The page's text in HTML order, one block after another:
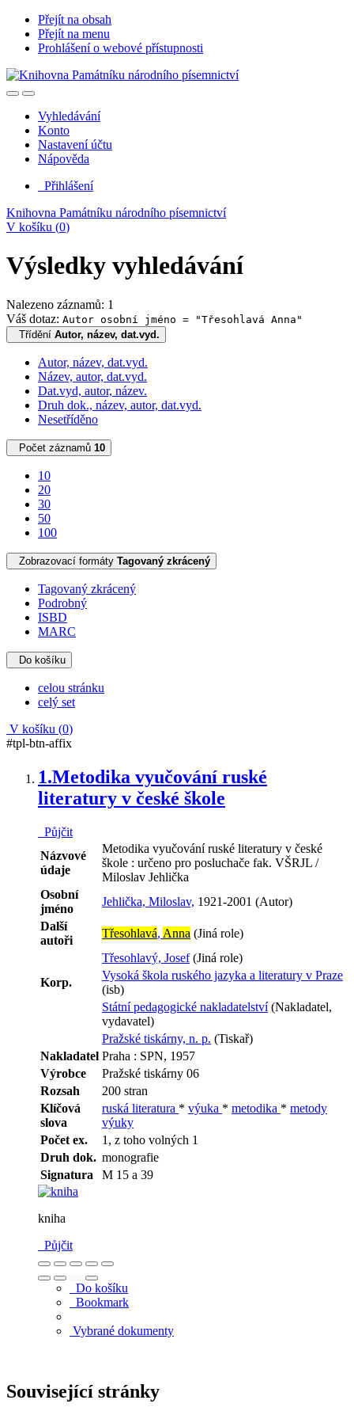
Přejít na obsah
Přejít na menu
Prohlášení o webové přístupnosti
Vyhledávání
Konto
Nastavení účtu
Nápověda
Přihlášení
Knihovna Památníku národního písemnictví
V košíku (0)
Výsledky vyhledávání
Nalezeno záznamů: 1
Váš dotaz: Autor osobní jméno = "Třesohlavá Anna"
Třídění Autor, název, dat.vyd.
Autor, název, dat.vyd.
Název, autor, dat.vyd.
Dat.vyd, autor, název.
Druh dok., název, autor, dat.vyd.
Nesetříděno
Počet záznamů 10
10
20
30
50
100
Zobrazovací formáty Tagovaný zkrácený
Tagovaný zkrácený
Podrobný
ISBD
MARC
Do košíku
celou stránku
celý set
V košíku (0)
#tpl-btn-affix
1.Metodika vyučování ruské
literatury v české škole
Půjčit
Názvové
údaje
Metodika vyučování ruské literatury v české
škole : určeno pro posluchače fak. VŠRJL /
Miloslav Jehlička
Osobní
jméno
Jehlička, Miloslav, 1921-2001 (Autor)
Další
autoři
Třesohlavá, Anna (Jiná role)
Třesohlavý, Josef(Jiná role)
Korp.
Vysoká škola ruského jazyka a literatury v Praze
(isb)
Státní pedagogické nakladatelství(Nakladatel,
vydavatel)
Pražské tiskárny, n. p. (Tiskař)
Nakladatel Praha : SPN, 1957
Výrobce
Pražské tiskárny 06
Rozsah
200 stran
Klíčová
slova
ruská literatura * výuka * metodika * metody
výuky
Počet ex.
1, z toho volných 1
Druh dok. monografie
Signatura
M 15 a 39
kniha
Půjčit
Do košíku
Bookmark
Vybrané dokumenty
Související stránky